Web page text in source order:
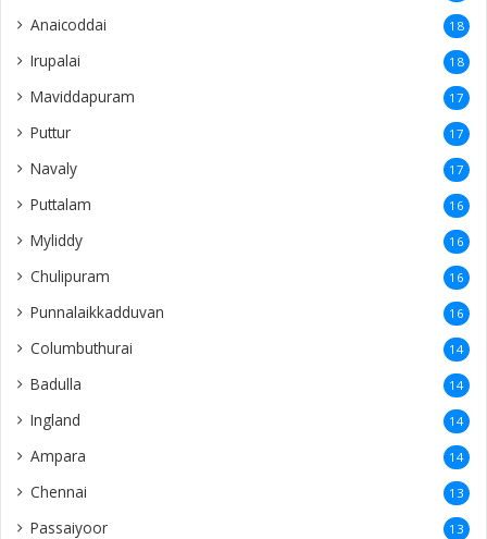
Anaicoddai 18
Irupalai 18
Maviddapuram 17
Puttur 17
Navaly 17
Puttalam 16
Myliddy 16
Chulipuram 16
Punnalaikkadduvan 16
Columbuthurai 14
Badulla 14
Ingland 14
Ampara 14
Chennai 13
Passaiyoor 13